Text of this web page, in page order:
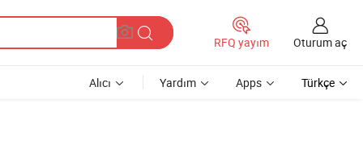
RFQ yayım Oturum aç
Alıcı Yardım Apps Türkçe